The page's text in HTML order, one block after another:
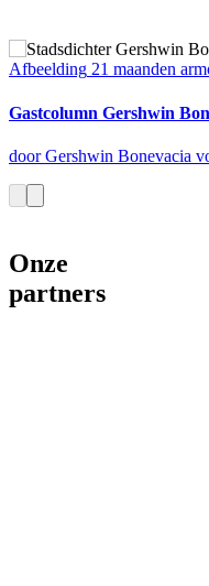
Afbeelding 21 maanden
Gastcolumn Gershwin
door Gershwin Bonevacia
Onze
partners